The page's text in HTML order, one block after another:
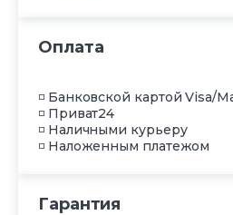
Оплата
◽ Банковской картой Visa/
◽ Приват24
◽ Наличными курьеру
◽ Наложенным платежом
Гарантия